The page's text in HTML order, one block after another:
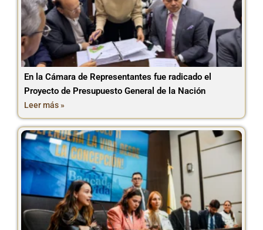
En la Cámara de Representantes fue radicado el
Proyecto de Presupuesto General de la Nación
Leer más »